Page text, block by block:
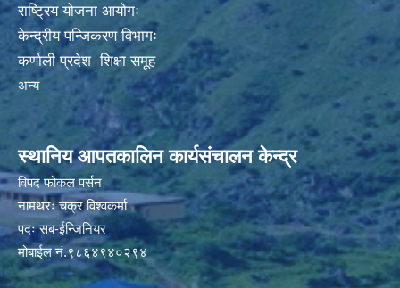
राष्ट्रिय योजना आयोगः
केन्द्रीय पन्जिकरण विभागः
कर्णाली प्रदेश शिक्षा समूह
अन्य
स्थानिय आपतकालिन कार्यसंचालन केन्द्र
विपद फोकल पर्सन
नामथरः चक्र विश्वकर्मा
पदः सब-ईन्जिनियर
मोबाईल नं.९८६४९४०२९४